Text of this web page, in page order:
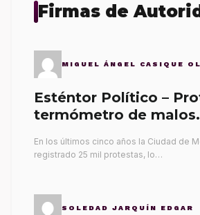
Firmas de
MIGUEL ÁNGEL CASIQUE
Esténtor Político –
termómetro de malos
En los últimos cinco años la Ciudad de
registrado 25 mil protestas, lo…
SOLEDAD JARQUÍN EDGAR